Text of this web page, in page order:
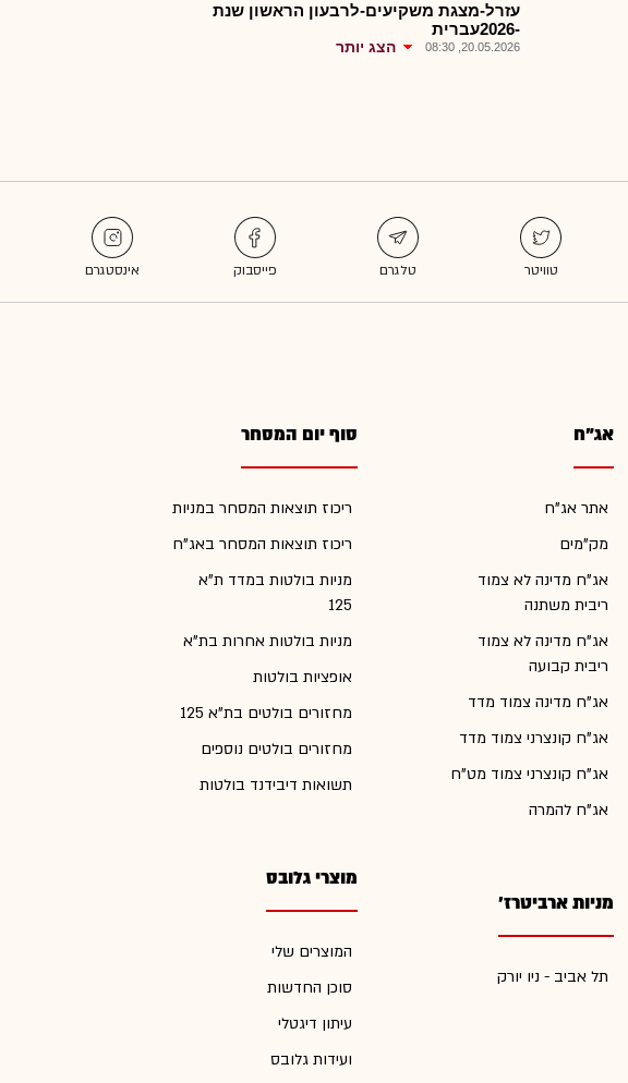
עזרל-מצגת משקיעים-לרבעון הראשון שנת
-2026עברית
20.05.2026, 08:30 הצג יותר
אג"ח
אתר אג"ח
מק"מים
אג"ח מדינה לא צמוד
ריבית משתנה
אג"ח מדינה לא צמוד
ריבית קבועה
אג"ח מדינה צמוד מדד
אג"ח קונצרני צמוד מדד
אג"ח קונצרני צמוד מט"ח
אג"ח להמרה
מניות ארביטרז'
תל אביב - ניו יורק
סוף יום המסחר
ריכוז תוצאות המסחר במניות
ריכוז תוצאות המסחר באג"ח
מניות בולטות במדד ת"א
125
מניות בולטות אחרות בת"א
אופציות בולטות
מחזורים בולטים בת"א 125
מחזורים בולטים נוספים
תשואות דיבידנד בולטות
מוצרי גלובס
המוצרים שלי
סוכן החדשות
עיתון דיגטלי
ועידות גלובס